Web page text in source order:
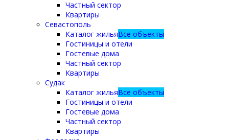
Частный сектор
Квартиры
Севастополь
Каталог жильяВсе объекты
Гостиницы и отели
Гостевые дома
Частный сектор
Квартиры
Судак
Каталог жильяВсе объекты
Гостиницы и отели
Гостевые дома
Частный сектор
Квартиры